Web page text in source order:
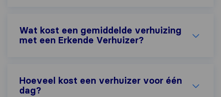
Wat kost een gemiddelde verhuizing
met een Erkende Verhuizer?
Hoeveel kost een verhuizer voor één
dag?